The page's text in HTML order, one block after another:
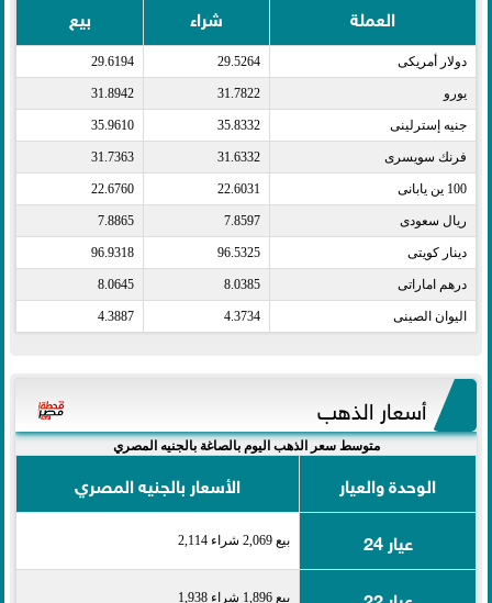
العملة شراء بيع
دولار أمريكى​ 29.5264
29.6194
يورو​ 31.7822
31.8942
جنيه إسترلينى​ 35.8332
35.9610
فرنك سويسرى​ 31.6332
31.7363
100 ين يابانى​ 22.6031
22.6760
ريال سعودى​ 7.8597
7.8865
دينار كويتى​ 96.5325
96.9318
درهم اماراتى​ 8.0385
8.0645
اليوان الصينى​ 4.3734
4.3887
أسعار الذهب
متوسط سعر الذهب اليوم بالصاغة بالجنيه المصري
الوحدة والعيار
الأسعار بالجنيه المصري
عيار 24
بيع 2,069 شراء 2,114
بيع 1,896 شراء 1,938